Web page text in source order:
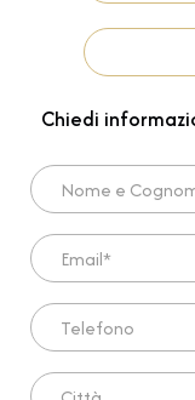
Chiedi
Nome e Cognome*
Email*
Telefono
Città